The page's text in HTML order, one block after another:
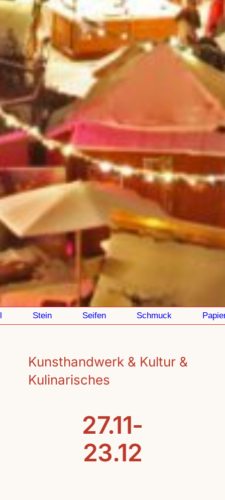
Stein Seifen Schmuck Papier
Kunsthandwerk & Kultur &
Kulinarisches
27.11-
23.12